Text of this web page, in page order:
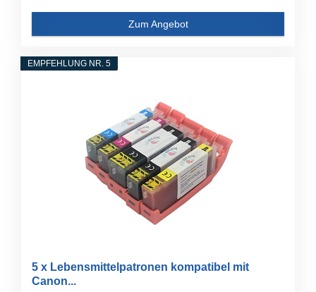
Zum Angebot
EMPFEHLUNG NR. 5
5 x Lebensmittelpatronen kompatibel mit
Canon...